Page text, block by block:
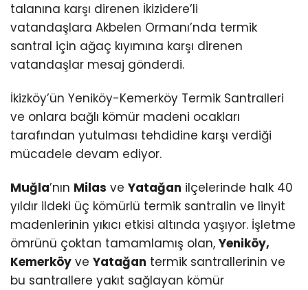
talanına karşı direnen İkizidere’li
vatandaşlara Akbelen Ormanı’nda termik
santral için ağaç kıyımına karşı direnen
vatandaşlar mesaj gönderdi.
İkizköy’ün Yeniköy-Kemerköy Termik Santralleri
ve onlara bağlı kömür madeni ocakları
tarafından yutulması tehdidine karşı verdiği
mücadele devam ediyor.
Muğla’nın Milas ve Yatağan ilçelerinde halk 40
yıldır ildeki üç kömürlü termik santralin ve linyit
madenlerinin yıkıcı etkisi altında yaşıyor. İşletme
ömrünü çoktan tamamlamış olan, Yeniköy,
Kemerköy ve Yatağan termik santrallerinin ve
bu santrallere yakıt sağlayan kömür